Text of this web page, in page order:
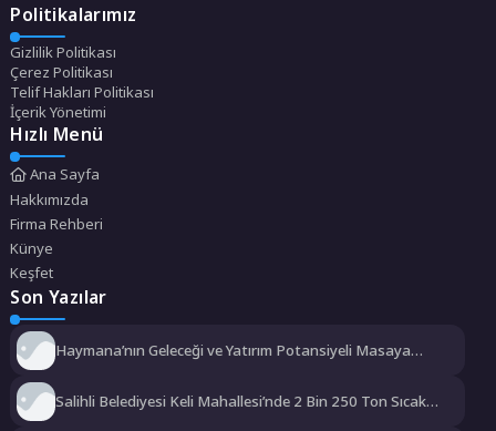
Politikalarımız
Gizlilik Politikası
Çerez Politikası
Telif Hakları Politikası
İçerik Yönetimi
Hızlı Menü
Ana Sayfa
Hakkımızda
Firma Rehberi
Künye
Keşfet
Son Yazılar
Haymana’nın Geleceği ve Yatırım Potansiyeli Masaya
Salihli Belediyesi Keli Mahallesi’nde 2 Bin 250 Ton Sıcak